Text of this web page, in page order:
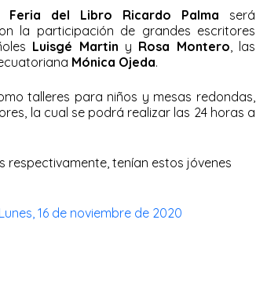
Feria del Libro Ricardo Palma será
la participación de grandes escritores
Luisgé Martin y Rosa Montero , las
Mónica Ojeda.
talleres para niños y mesas redondas,
la cual se podrá realizar las 24 horas a
respectivamente, tenían estos jóvenes
Lunes, 16 de noviembre de 2020